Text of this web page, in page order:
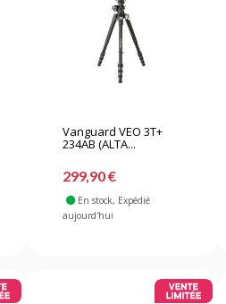
Vanguard VEO 3T+
234AB (ALTA...
299,90 €
En stock, Expédié
aujourd'hui